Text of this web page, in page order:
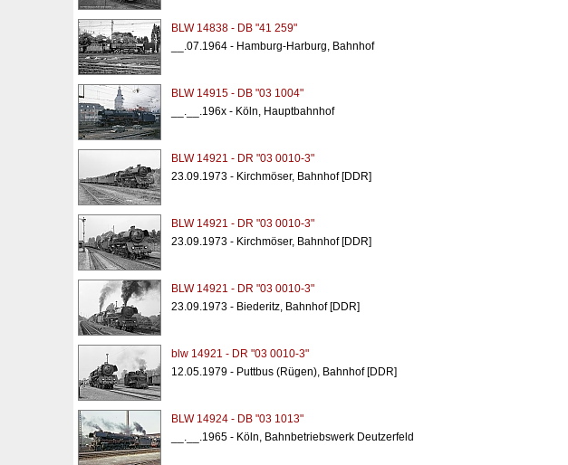
BLW 14838 - DB "41 259"
__.07.1964 - Hamburg-Harburg, Bahnhof
BLW 14915 - DB "03 1004"
__.__.196x - Köln, Hauptbahnhof
BLW 14921 - DR "03 0010-3"
23.09.1973 - Kirchmöser, Bahnhof [DDR]
BLW 14921 - DR "03 0010-3"
23.09.1973 - Kirchmöser, Bahnhof [DDR]
BLW 14921 - DR "03 0010-3"
23.09.1973 - Biederitz, Bahnhof [DDR]
blw 14921 - DR "03 0010-3"
12.05.1979 - Puttbus (Rügen), Bahnhof [DDR]
BLW 14924 - DB "03 1013"
__.__.1965 - Köln, Bahnbetriebswerk Deutzerfeld